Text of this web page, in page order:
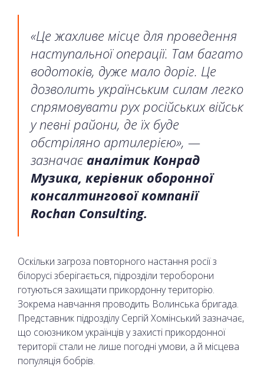
«Це жахливе місце для проведення
наступальної операції. Там багато
водотоків, дуже мало доріг. Це
дозволить українським силам легко
спрямовувати рух російських військ
у певні райони, де їх буде
обстріляно артилерією», —
зазначає аналітик Конрад
Музика, керівник оборонної
консалтингової компанії
Rochan Consulting.
Оскільки загроза повторного настання росії з
білорусі зберігається, підрозділи тероборони
готуються захищати прикордонну територію.
Зокрема навчання проводить Волинська бригада.
Представник підрозділу Сергій Хомінський зазначає,
що союзником українців у захисті прикордонної
території стали не лише погодні умови, а й місцева
популяція бобрів.